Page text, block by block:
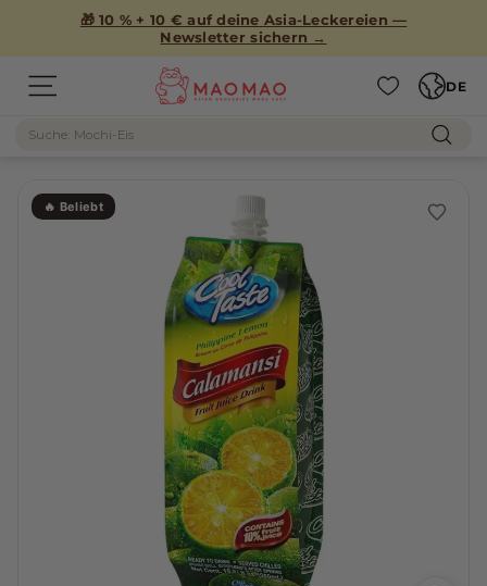
🎁 10 % + 10 € auf deine Asia-Leckereien —
Newsletter sichern →
Seitennavigation
M
A
DE
Suche
🔥 Beliebt